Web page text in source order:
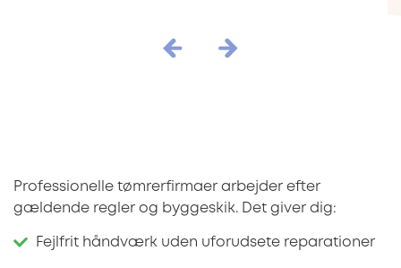
Professionelle tømrerfirmaer arbejder efter
gældende regler og byggeskik. Det giver dig:
Fejlfrit håndværk uden uforudsete reparationer